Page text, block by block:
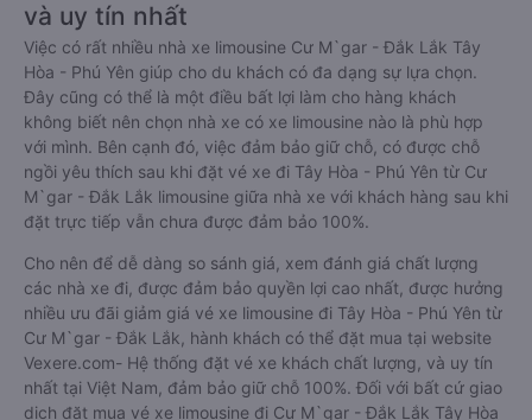
và uy tín nhất
Việc có rất nhiều nhà xe limousine Cư M`gar - Đắk Lắk Tây
Hòa - Phú Yên giúp cho du khách có đa dạng sự lựa chọn.
Đây cũng có thể là một điều bất lợi làm cho hàng khách
không biết nên chọn nhà xe có xe limousine nào là phù hợp
với mình. Bên cạnh đó, việc đảm bảo giữ chỗ, có được chỗ
ngồi yêu thích sau khi đặt vé xe đi Tây Hòa - Phú Yên từ Cư
M`gar - Đắk Lắk limousine giữa nhà xe với khách hàng sau khi
đặt trực tiếp vẫn chưa được đảm bảo 100%.
Cho nên để dễ dàng so sánh giá, xem đánh giá chất lượng
các nhà xe đi, được đảm bảo quyền lợi cao nhất, được hưởng
nhiều ưu đãi giảm giá vé xe limousine đi Tây Hòa - Phú Yên từ
Cư M`gar - Đắk Lắk, hành khách có thể đặt mua tại website
Vexere.com- Hệ thống đặt vé xe khách chất lượng, và uy tín
nhất tại Việt Nam, đảm bảo giữ chỗ 100%. Đối với bất cứ giao
dịch đặt mua vé xe limousine đi Cư M`gar - Đắk Lắk Tây Hòa